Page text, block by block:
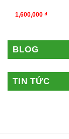
1,600,000 ₫
BLOG
TIN TỨC